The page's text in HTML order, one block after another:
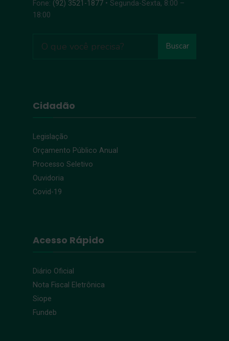
Fone: (92) 3521-1877 • Segunda-Sexta, 8:00 –
18:00
Buscar
Cidadão
Legislação
Orçamento Público Anual
Processo Seletivo
Ouvidoria
Covid-19
Acesso Rápido
Diário Oficial
Nota Fiscal Eletrônica
Siope
Fundeb